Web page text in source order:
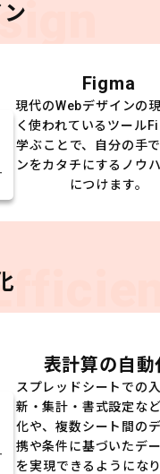
Figma
現代のWebデザインの
く使われているツール
学ぶことで、自分の手
ンをカタチにするノウ
につけます。
表計算の自動
スプレッドシートでの
新・集計・書式設定な
化や、複数シート間の
携や条件に基づいたデ
を実現できるようにな